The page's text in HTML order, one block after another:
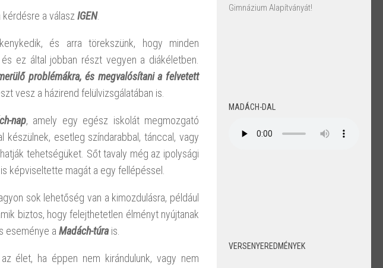
kérdésre a válasz IGEN.
és arra törekszünk, hogy minden
ez által jobban részt vegyen a diákéletben.
problémákra, és megvalósítani a felvetett
vesz a házirend felülvizsgálatában is.
nap, amely egy egész iskolát megmozgató
készülnek, esetleg színdarabbal, tánccal, vagy
tehetségüket. Sőt tavaly még az ipolysági
képviseltette magát a egy fellépéssel.
sok lehetőség van a kimozdulásra, például
biztos, hogy felejthetetlen élményt nyújtanak
eseménye a Madách-túra is.
élet, ha éppen nem kirándulunk, vagy nem
Gimnázium Alapítványát!
MADÁCH-DAL
VERSENYEREDMÉNYEK